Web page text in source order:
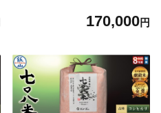
【蛍】定期便 5kg×6回 (By-0
170,000円